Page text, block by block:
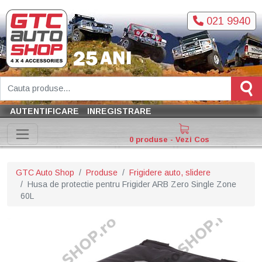
021 9940
AUTENTIFICARE INREGISTRARE
0 produse - Vezi Cos
GTC Auto Shop Produse
Frigidere auto, slidere
Husa de protectie pentru Frigider ARB Zero Single Zone
60L